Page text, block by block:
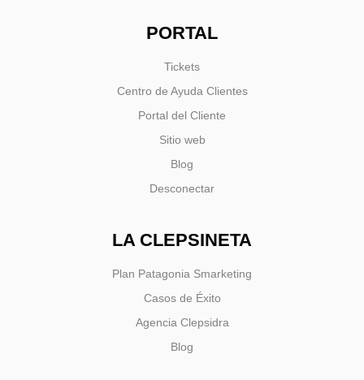
PORTAL
Tickets
Centro de Ayuda Clientes
Portal del Cliente
Sitio web
Blog
Desconectar
LA CLEPSINETA
Plan Patagonia Smarketing
Casos de Éxito
Agencia Clepsidra
Blog